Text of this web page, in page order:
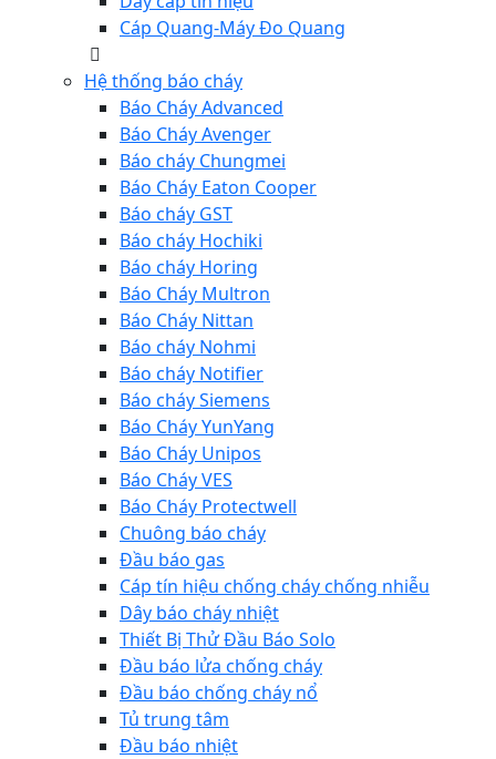
Cáp Quang-Máy Đo Quang
Hệ thống báo cháy
Báo Cháy Advanced
Báo Cháy Avenger
Báo cháy Chungmei
Báo Cháy Eaton Cooper
Báo cháy GST
Báo cháy Hochiki
Báo cháy Horing
Báo Cháy Multron
Báo Cháy Nittan
Báo cháy Nohmi
Báo cháy Notifier
Báo cháy Siemens
Báo Cháy YunYang
Báo Cháy Unipos
Báo Cháy VES
Báo Cháy Protectwell
Chuông báo cháy
Đầu báo gas
Cáp tín hiệu chống cháy chống nhiễu
Dây báo cháy nhiệt
Thiết Bị Thử Đầu Báo Solo
Đầu báo lửa chống cháy
Đầu báo chống cháy nổ
Tủ trung tâm
Đầu báo nhiệt